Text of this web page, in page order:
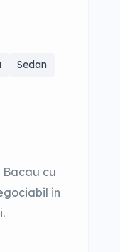
Sedan
Bacau cu
in